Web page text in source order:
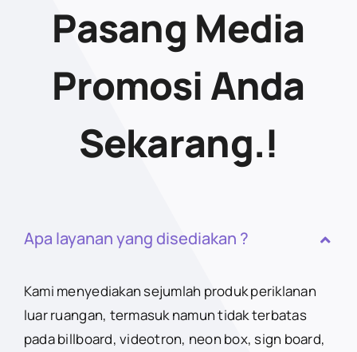
Pasang Media
Promosi Anda
Sekarang.!
Apa layanan yang disediakan ?
Kami menyediakan sejumlah produk periklanan
luar ruangan, termasuk namun tidak terbatas
pada billboard, videotron, neon box, sign board,